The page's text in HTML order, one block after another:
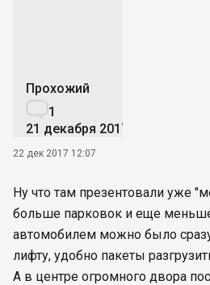
Прохожий
1
21 декабря 2017
22 дек 2017 12:07
Ну что там презентовали уже
больше парковок и еще
автомобилем можно было
лифту, удобно пакеты
А в центре огромного двора